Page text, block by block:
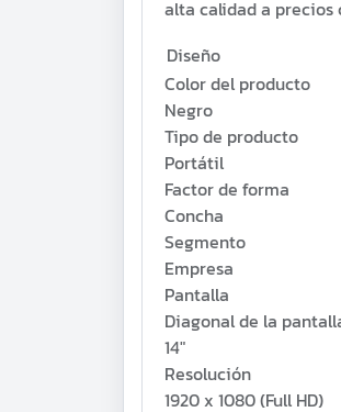
alta calidad a
Diseño
Color del producto
Negro
Tipo de producto
Portátil
Factor de forma
Concha
Segmento
Empresa
Pantalla
Diagonal de la
14"
Resolución
1920 x 1080 (Full HD)